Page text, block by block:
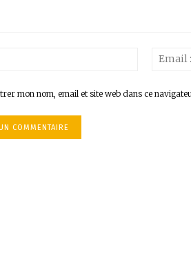
mon nom, email et site web dans ce